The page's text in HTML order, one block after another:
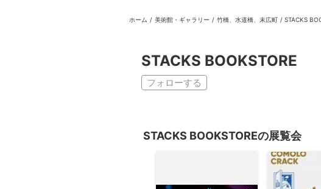
ホーム
ホーム / 美術館・ギャラリー / 竹橋、水道橋、末広町 / STACKS
STACKS BOOKSTORE
フォローする
STACKS BOOKSTOREの展覧会